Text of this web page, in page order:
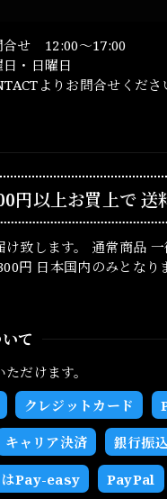
合せ 12:00～17:00
日・日曜日
よりお問合せくださ
円以上お買上で送
致します。 通常商品 一
円 日本国内のみとなり
て
だけます。
クレジットカード
キャリア決済 銀行振込
はPay-easy PayPal